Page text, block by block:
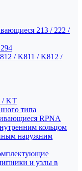
213 / 222 /
/ K811 / K812 /
/ KT
типа
RPNA
кольцом
наружним
и узлы в